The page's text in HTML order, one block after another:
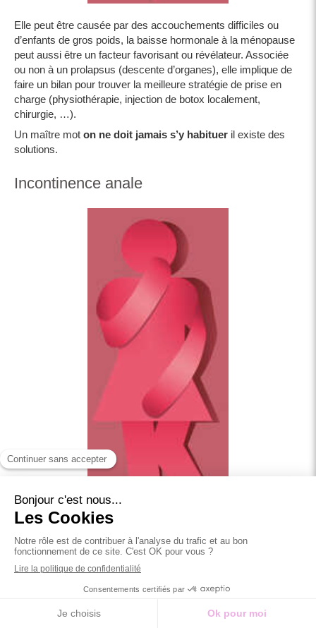
Elle peut être causée par des accouchements difficiles ou
d’enfants de gros poids, la baisse hormonale à la ménopause
peut aussi être un facteur favorisant ou révélateur. Associée
ou non à un prolapsus (descente d’organes), elle implique de
faire un bilan pour trouver la meilleure stratégie de prise en
charge (physiothérapie, injection de botox localement,
chirurgie, …).
Un maître mot on ne doit jamais s’y habituer il existe des
solutions.
Incontinence anale
Elle fait généralement suite à des lésions survenues à
l’occasion des accouchements (lésions nerveuses ou du
dans les suites de l’accouchement ou se révéler en particulier
à partir de la ménopause